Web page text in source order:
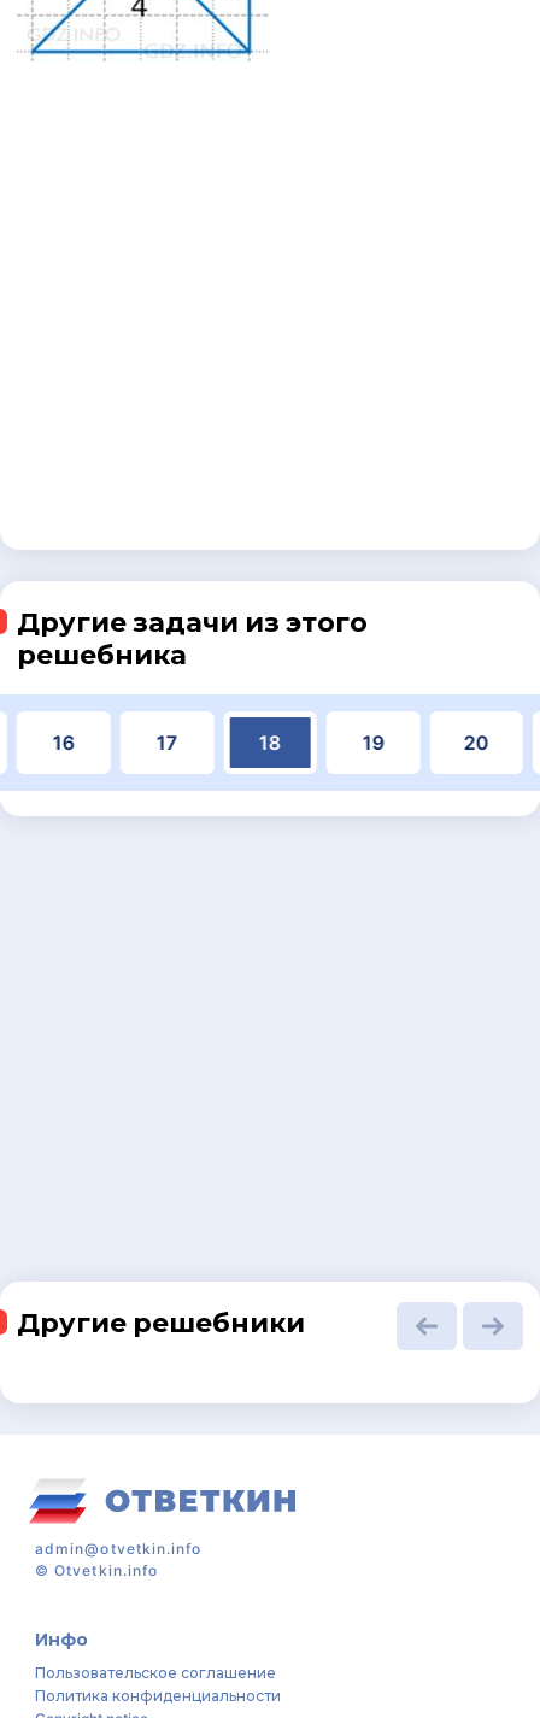
Другие задачи из этого
решебника
16 17 18 19 20
Другие решебники
admin@otvetkin.info
©Otvetkin.info
Инфо
Пользовательское соглашение
Политика конфиденциальности